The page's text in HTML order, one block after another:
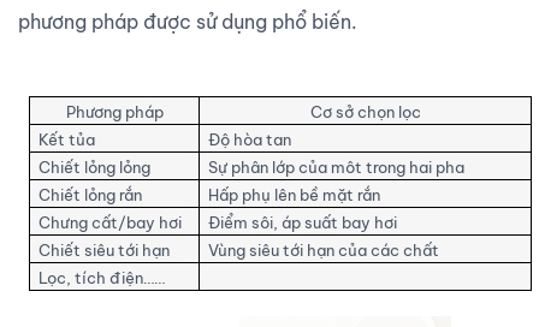
phương pháp được sử dụng phổ biến.
Phương pháp
Cơ sở chọn lọc
Kết tủa
Độ hòa tan
Chiết lỏng lỏng
Sự phân lớp của môt trong hai pha
Chiết lỏng rắn
Hấp phụ lên bề mặt rắn
Chưng cất/bay hơi
Điểm sôi, áp suất bay hơi
Chiết siêu tới hạn
Vùng siêu tới hạn của các chất
Lọc, tích điện……